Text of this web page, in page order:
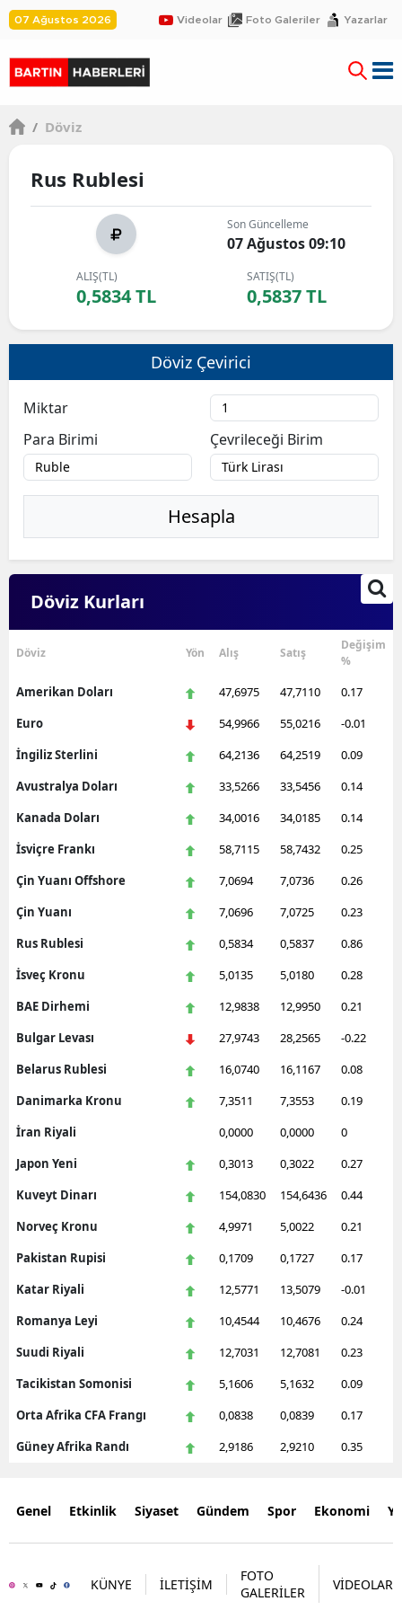
07 Ağustos 2026 Videolar Foto Galeriler Yazarlar
/ Döviz
Rus Rublesi
Son Güncelleme
07 Ağustos 09:10
ALIŞ(TL)
0,5834 TL
SATIŞ(TL)
0,5837 TL
Döviz Çevirici
Miktar
Para Birimi
Çevrileceği Birim
Hesapla
Döviz Kurları
Döviz Yön Alış Satış
Değişim
%
Amerikan Doları 47,6975 47,7110
0.17
Euro
54,9966 55,0216
-0.01
İngiliz Sterlini
64,2136 64,2519
0.09
Avustralya Doları
33,5266 33,5456
0.14
Kanada Doları
34,0016 34,0185
0.14
İsviçre Frankı
58,7115 58,7432
0.25
Çin Yuanı Offshore
7,0694 7,0736
0.26
Çin Yuanı
7,0696 7,0725
0.23
Rus Rublesi
0,5834 0,5837
0.86
İsveç Kronu
5,0135 5,0180
0.28
BAE Dirhemi
12,9838 12,9950
0.21
Bulgar Levası
27,9743 28,2565
-0.22
Belarus Rublesi
16,0740 16,1167
0.08
Danimarka Kronu
7,3511 7,3553
0.19
İran Riyali
0,0000 0,0000
0
Japon Yeni
0,3013 0,3022
0.27
Kuveyt Dinarı
154,0830 154,6436
0.44
Norveç Kronu
4,9971 5,0022
0.21
Pakistan Rupisi
0,1709 0,1727
0.17
Katar Riyali
12,5771 13,5079
-0.01
Romanya Leyi
10,4544 10,4676
0.24
Suudi Riyali
12,7031 12,7081
0.23
Tacikistan Somonisi
5,1606 5,1632
0.09
Orta Afrika CFA Frangı
0,0838 0,0839
0.17
Güney Afrika Randı
2,9186 2,9210 0.35
Genel Etkinlik Siyaset Gündem Spor Ekonomi
KÜNYE İLETİŞİM
FOTO
GALERİLER
VİDEOLAR